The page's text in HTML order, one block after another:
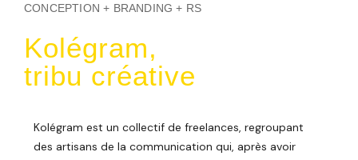
CONCEPTION + BRANDING + RS
Kolégram,
tribu créative
Kolégram est un collectif de freelances, regroupant
des artisans de la communication qui, après avoir